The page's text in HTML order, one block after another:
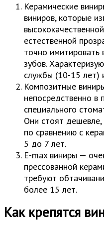
Керамические
виниров, которые
естественной
точно имитировать
зубов.
службы (10-15 лет)
Композитные
непосредственно в
специального
Они стоят
по сравнению с
5 до 7 лет.
E-max виниры —
прессованной
требуют
более 15 лет.
Как крепятся